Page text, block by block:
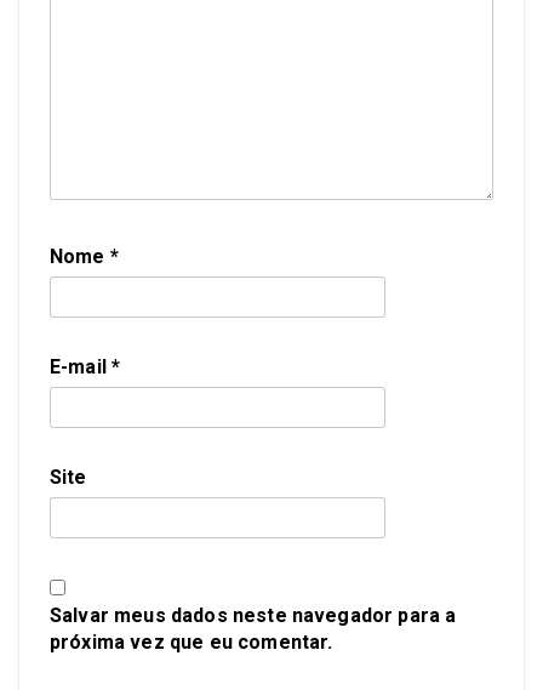
Nome *
E-mail*
Site
Salvar meus dados neste navegador para a
próxima vez que eu comentar.